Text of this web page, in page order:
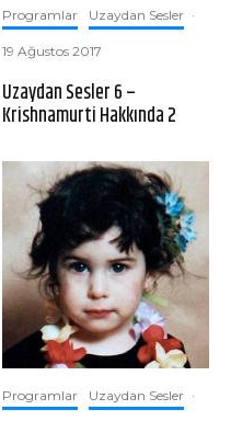
Programlar Uzaydan Sesler ·
19 Ağustos 2017
Uzaydan Sesler 6 –
Krishnamurti Hakkında 2
Programlar Uzaydan Sesler ·